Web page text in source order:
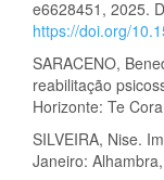
e6628451, 2025.
https://doi.org/
SARACENO,
reabilitação
Horizonte: Te
SILVEIRA, Nise.
Janeiro: